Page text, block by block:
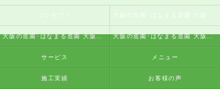
コンセプト
大阪の造園･はなまる造園 大阪店の評判 大阪の造園･はなまる造園 大阪店のお客様の声
サービス メニュー
施工実績 お客様の声